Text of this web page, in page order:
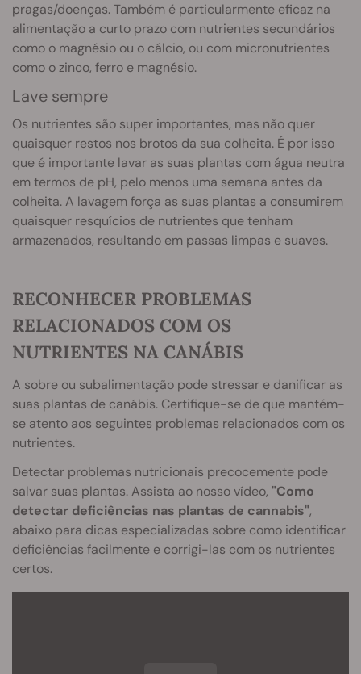
pragas/doenças. Também é particularmente eficaz na
alimentação a curto prazo com nutrientes secundários
como o magnésio ou o cálcio, ou com micronutrientes
como o zinco, ferro e magnésio.
Lave sempre
Os nutrientes são super importantes, mas não quer
quaisquer restos nos brotos da sua colheita. É por isso
que é importante lavar as suas plantas com água neutra
em termos de pH, pelo menos uma semana antes da
colheita. A lavagem força as suas plantas a consumirem
quaisquer resquícios de nutrientes que tenham
armazenados, resultando em passas limpas e suaves.
RECONHECER PROBLEMAS
RELACIONADOS COM OS
NUTRIENTES NA CANÁBIS
A sobre ou subalimentação pode stressar e danificar as
suas plantas de canábis. Certifique-se de que mantém-
se atento aos seguintes problemas relacionados com os
nutrientes.
Detectar problemas nutricionais precocemente pode
salvar suas plantas. Assista ao nosso vídeo, "Como
detectar deficiências nas plantas de cannabis",
abaixo para dicas especializadas sobre como identificar
deficiências facilmente e corrigi-las com os nutrientes
certos.